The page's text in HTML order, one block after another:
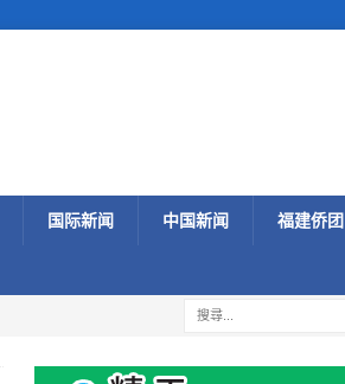
国际新闻 中国新闻 福建侨团